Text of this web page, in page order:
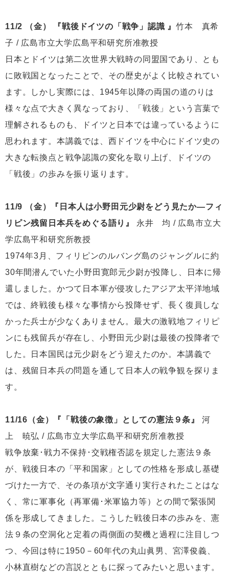
11/2 （金） 『戦後ドイツの「戦争」認識 』竹本 真希
子 / 広島市立大学広島平和研究所准教授
日本とドイツは第二次世界大戦時の同盟国であり、とも
に敗戦国となったことで、その歴史がよく比較されてい
ます。しかし実際には、1945年以降の両国の道のりは
様々な点で大きく異なっており、「戦後」という言葉で
理解されるものも、ドイツと日本では違っているように
思われます。本講義では、西ドイツを中心にドイツ史の
大きな転換点と戦争認識の変化を取り上げ、ドイツの
「戦後」の歩みを振り返ります。
11/9 （金）『日本人は小野田元少尉をどう見たか―フィ
リピン残留日本兵をめぐる語り』
永井 均 / 広島市立大
学広島平和研究所教授
1974年3月、フィリピンのルバング島のジャングルに約
30年間潜んでいた小野田寛郎元少尉が投降し、日本に帰
還しました。かつて日本軍が侵攻したアジア太平洋地域
では、終戦後も様々な事情から投降せず、長く復員しな
かった兵士が少なくありません。最大の激戦地フィリピ
ンにも残留兵が存在し、小野田元少尉は最後の投降者で
した。日本国民は元少尉をどう迎えたのか。本講義で
は、残留日本兵の問題を通して日本人の戦争観を探りま
す。
11/16（金）『「戦後の象徴」としての憲法９条』
河
上 暁弘 / 広島市立大学広島平和研究所准教授
戦争放棄･戦力不保持･交戦権否認を規定した憲法９条
が、戦後日本の「平和国家」としての性格を形成し基礎
づけた一方で、その条項が文字通り実行されたことはな
く、常に軍事化（再軍備･米軍協力等）との間で緊張関
係を形成してきました。こうした戦後日本の歩みを、憲
法９条の空洞化と定着の両側面の契機と過程に注目しつ
つ、今回は特に1950－60年代の丸山眞男、宮澤俊義、
小林直樹などの言説とともに探ってみたいと思います。